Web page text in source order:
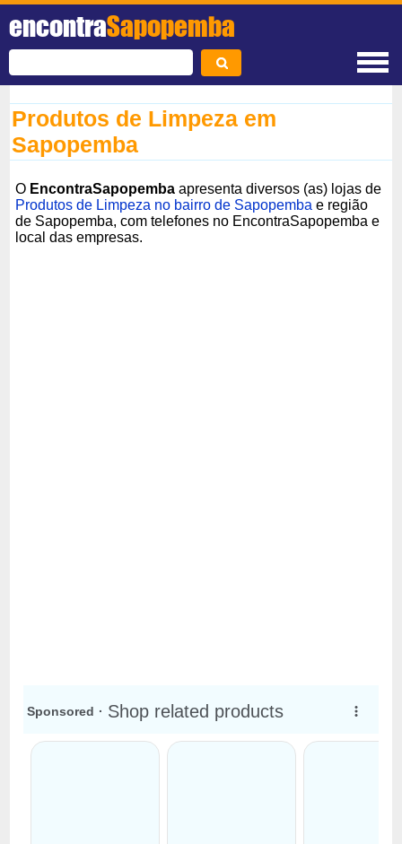
encontraSapopemba
Produtos de Limpeza em
Sapopemba
O EncontraSapopemba apresenta diversos (as) lojas de
Produtos de Limpeza no bairro de Sapopemba e região
de Sapopemba, com telefones no EncontraSapopemba e
local das empresas.